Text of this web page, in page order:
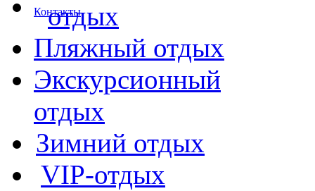
Контакты
отдых
Пляжный отдых
Экскурсионный
отдых
Зимний отдых
VIP-отдых